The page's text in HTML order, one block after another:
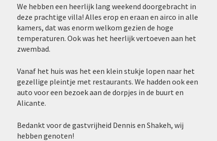
&
RENSKE
We hebben een heerlijk lang weekend doorgebracht in
deze prachtige villa! Alles erop en eraan en airco in alle
kamers, dat was enorm welkom gezien de hoge
temperaturen. Ook was het heerlijk vertoeven aan het
zwembad.
Vanaf het huis was het een klein stukje lopen naar het
gezellige pleintje met restaurants. We hadden ook een
auto voor een bezoek aan de dorpjes in de buurt en
Alicante.
Bedankt voor de gastvrijheid Dennis en Shakeh, wij
hebben genoten!